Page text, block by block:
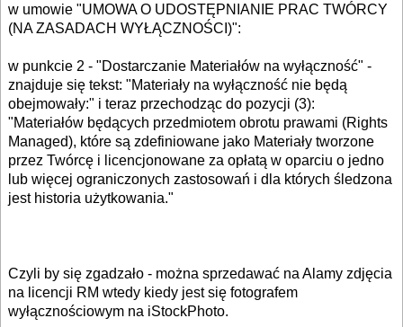
w umowie "UMOWA O UDOSTĘPNIANIE PRAC TWÓRCY
(NA ZASADACH WYŁĄCZNOŚCI)":
w punkcie 2 - "Dostarczanie Materiałów na wyłączność" -
znajduje się tekst: "Materiały na wyłączność nie będą
obejmowały:" i teraz przechodząc do pozycji (3):
"Materiałów będących przedmiotem obrotu prawami (Rights
Managed), które są zdefiniowane jako Materiały tworzone
przez Twórcę i licencjonowane za opłatą w oparciu o jedno
lub więcej ograniczonych zastosowań i dla których śledzona
jest historia użytkowania."
Czyli by się zgadzało - można sprzedawać na Alamy zdjęcia
na licencji RM wtedy kiedy jest się fotografem
wyłącznościowym na iStockPhoto.